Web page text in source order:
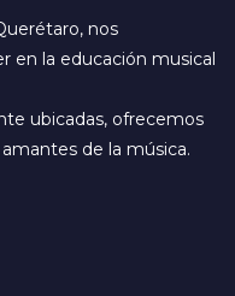
nos
en la educación musical
ubicadas, ofrecemos
de la música.